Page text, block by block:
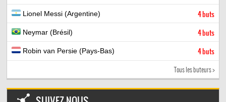
Lionel Messi (Argentine) 4 buts
Neymar (Brésil) 4 buts
Robin van Persie (Pays-Bas) 4 buts
Tous les buteurs >